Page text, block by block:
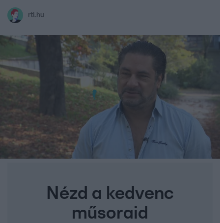
rtl.hu
Nézd a kedvenc
műsoraid